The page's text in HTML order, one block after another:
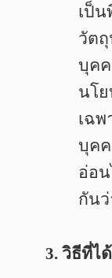
เป็น
วัต
บุค
นโ
เฉพ
บุค
อ่อ
กัน
3. วิธีที่ไ